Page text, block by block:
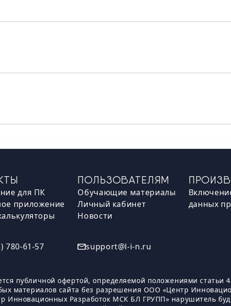
для ПК
приложение
780-61-57
ПОЛЬЗОВАТЕЛЯМ
Обучающие материалы
Личный кабинет
Новости
support@l-i-n.ru
данных
публичной офертой, определяемой положениями статьи
материалов сайта без разрешения ООО «Центр
Инновационных Разработок МСК БЛ ГРУПП» нарушитель